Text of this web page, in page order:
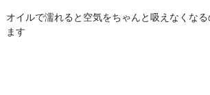
オイルで濡れると空気をちゃんと吸えなくな
ます